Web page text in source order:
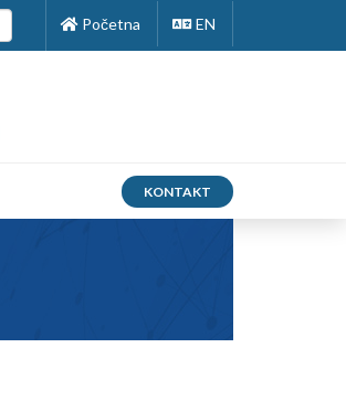
Početna EN
KONTAKT